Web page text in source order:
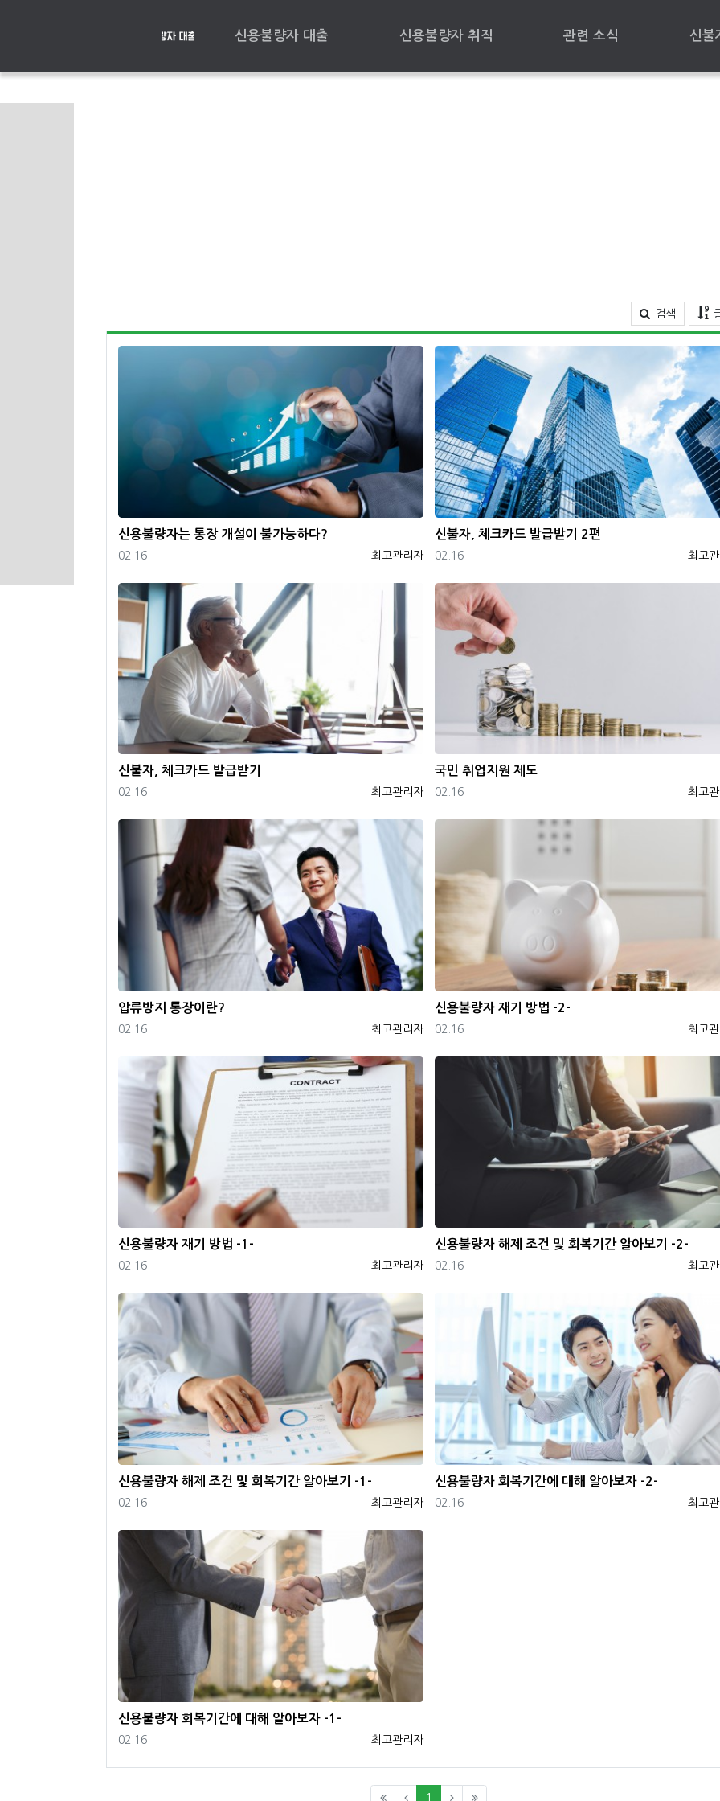
신용불량자 대출 신용불량자 취직 관련 소식 신불
검색
신용불량자는 통장 개설이 불가능하다?
등록자
최고관리자
등록일
02.16
신불자, 체크카드 발급받기 2편
등록자
최고
등록일
02.16
신불자, 체크카드 발급받기
등록자
최고관리자
등록일
02.16
국민 취업지원 제도
등록자
최고
등록일
02.16
압류방지 통장이란?
등록자
최고관리자
등록일
02.16
신용불량자 재기 방법 -2-
등록자
최고
등록일
02.16
신용불량자 재기 방법 -1-
등록자
최고관리자
등록일
02.16
신용불량자 해제 조건 및 회복기간 알아보기 -2-
등록자
최고
등록일
02.16
신용불량자 해제 조건 및 회복기간 알아보기 -1-
등록자
최고관리자
등록일
02.16
신용불량자 회복기간에 대해 알아보자 -2-
등록자
최고
등록일
02.16
신용불량자 회복기간에 대해 알아보자 -1-
등록자
최고관리자
등록일
02.16
1 (current)